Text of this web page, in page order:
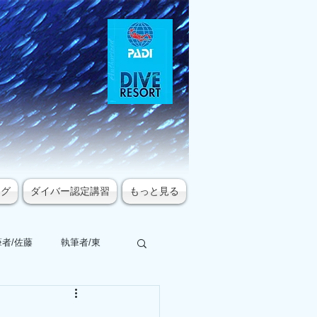
ダイバー認定講習 もっと見る
者/佐藤 執筆者/東